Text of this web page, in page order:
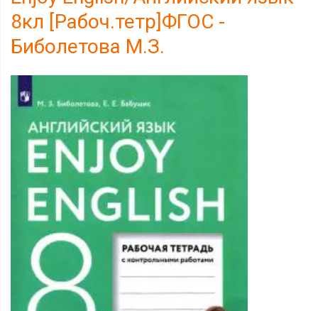
8кл [Рабоч.тетр]ФГОС -
Биболетова М.З.